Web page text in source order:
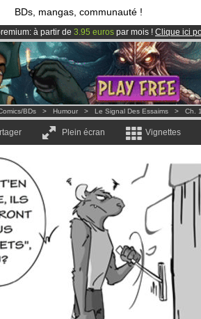
BDs, mangas, communauté !
à partir de 3.95 euros par mois ! Clique ici
et 1000BDs & Mangas!
est désormais lancé
BDs > Humour > Le Signal Des Essaims > Ch.
Plein écran Vignettes